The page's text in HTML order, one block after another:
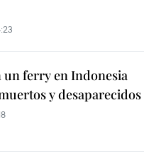
un ferry en Indonesia
y desaparecidos